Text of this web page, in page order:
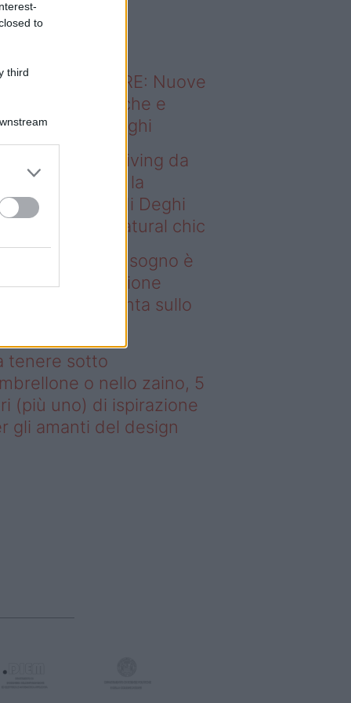
to
third
sapevi che...
ABITARE: Nuove
domestiche e
dei luoghi
– Avere un living da
è possibile: la
Karan di Deghi
sullo stile natural chic
un living da sogno è
la collezione
di Deghi punta sullo
tenere sotto
o nello zaino, 5
(più uno) di ispirazione
gli amanti del design